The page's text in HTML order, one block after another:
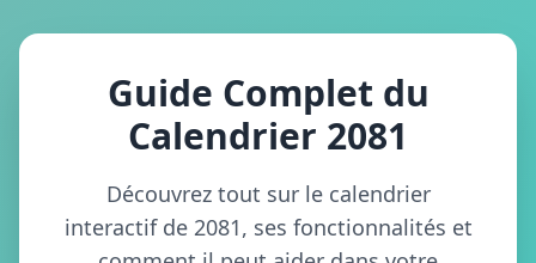
Guide Complet du
Calendrier 2081
Découvrez tout sur le calendrier
interactif de 2081, ses fonctionnalités et